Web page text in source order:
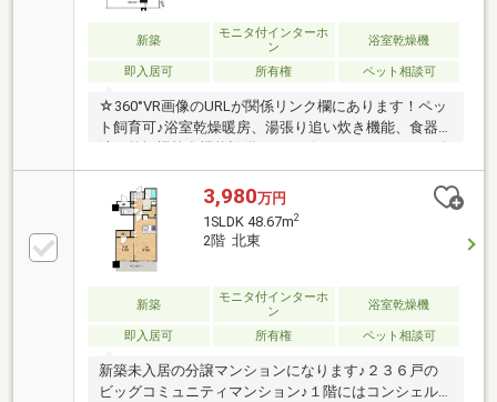
ュに依頼可能♪各階でゴミ出し可能！しかも24時間い
つでもOK!免振構造加え、トリプルセキュリティで安
心安全の防犯対策！お気軽にお問い合わせください！
新築
モニタ付インターホ
ン
浴室乾燥機
即入居可 所有権 ペット相談可
☆360°VR画像のURLが関係リンク欄にあります！ペッ
ト飼育可♪浴室乾燥暖房、湯張り追い炊き機能、食器
インクローゼット、リネン庫、パントリー、ウォーク
インクローゼットと収納も充実♪熊本駅を中心に、シ
ョッピング、ホテル、グルメ、アミューズメントなど
都市機能がさらに充実する熊本駅前の好立地♪クリー
ニングや宅配、ペットシッター他様々なサービスをコ
ンシェルジュに依頼可能♪各階でゴミ出し可能！しか
も24時間いつでもOK!免振構造加え、トリプルセキュ
リティで安心安全の防犯対策！新築未入居の為気持ち
よく新生活をスタートできます♪
3,980万円
1SLDK 48.67m2
2階 北東
新築
モニタ付インターホ
ン
浴室乾燥機
即入居可 所有権 ペット相談可
新築未入居の分譲マンションになります♪２３６戸の
ビッグコミュニティマンション♪１階にはコンシェル